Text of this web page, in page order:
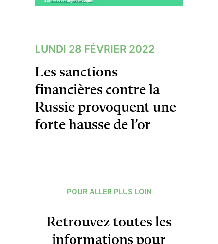
LUNDI 28 FÉVRIER 2022
Les sanctions
financières contre la
Russie provoquent une
forte hausse de l’or
POUR ALLER PLUS LOIN
Retrouvez toutes les
informations pour